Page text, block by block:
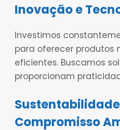
Inovação e
Investimos
para oferecer produtos
eficientes. Buscamos
proporcionam
Compromisso